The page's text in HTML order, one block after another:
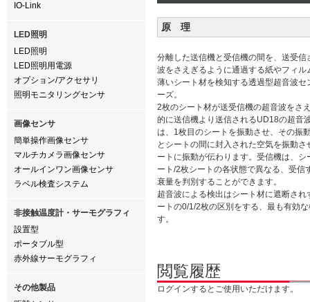
IO-Link
LED照明
LED照明
LED照明用電源
オプション/アクセサリ
照明モニタリングセンサ
画像センサ
簡単操作画像センサ
マルチカメラ画像センサ
オールインワン画像センサ
ラベル検査システム
非接触温度計・サーモグラフィ
設置型
ポータブル型
赤外線サーモグラフィ
その他製品
原 理
分離した送信機と受信機の間を、送受信
波をさえぎるように通過する紙やフィル
薄いシート材を検知する透過型超音波セ
ーズ。
2枚のシート材が送受信機の超音波をさ
的に送信機より送信されるUD18の超音
は、1枚目のシートを振動させ、その振
とシートの間に封入された空気を振動さ
ートに振動が伝わります。受信機は、シ
ート/2枚シートの各状態で異なる、受信
衰量を判別することができます。
超音波による検出はシート材に遮断され
ートの0/1/2枚の区別をする、最も有効
す。
閲覧履歴
ログインするとご使用いただけます。